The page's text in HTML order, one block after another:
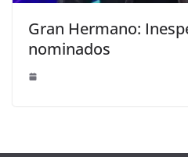
Gran Hermano:
nominados